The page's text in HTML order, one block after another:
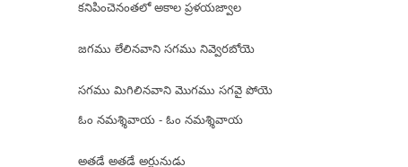
కనిపించెనంతలో అకాల ప్రళయజ్వాల
జగము లేలినవాని సగము నివ్వెరబోయె
సగము మిగిలినవాని మొగము సగవై పోయె
ఓం నమశ్శివాయ - ఓం నమశ్శివాయ
అతడే అతడే అర్జునుడు